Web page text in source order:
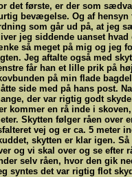
det første, er der som
bevægelse. Og af
som går ud på, at jeg
jeg siddende uanset
så meget på mig og jeg
Jeg aftalte også med
får han et lille prik på
på min flade
side med på hans post.
der var rigtig godt
kommer en rå inde i
Skytten følger råen over
vej og er ca. 5 meter
skytten er klar igen.
og vi skal over og se efter
selv råen, hvor den gik
syntes det var rigtig flot